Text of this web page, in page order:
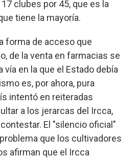
clubes por 45, que es la
tiene la mayoría.
forma de acceso que
de la venta en farmacias se
vía en la que el Estado debía
es, por ahora, pura
intentó en reiteradas
a los jerarcas del Ircca,
El "silencio oficial"
que los cultivadores
afirman que el Ircca